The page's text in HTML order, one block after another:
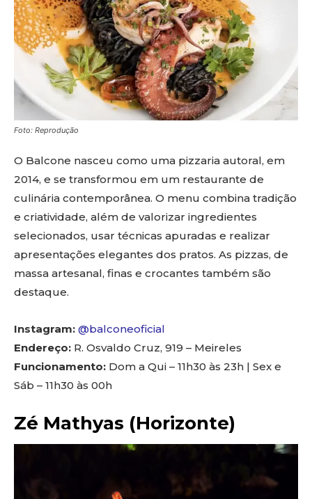
Foto: Reprodução
O Balcone nasceu como uma pizzaria autoral, em
2014, e se transformou em um restaurante de
culinária contemporânea. O menu combina tradição
e criatividade, além de valorizar ingredientes
selecionados, usar técnicas apuradas e realizar
apresentações elegantes dos pratos. As pizzas, de
massa artesanal, finas e crocantes também são
destaque.
Instagram: @balconeoficial
Endereço: R. Osvaldo Cruz, 919 – Meireles
Funcionamento: Dom a Qui – 11h30 às 23h | Sex e
Sáb – 11h30 às 00h
Zé Mathyas (Horizonte)